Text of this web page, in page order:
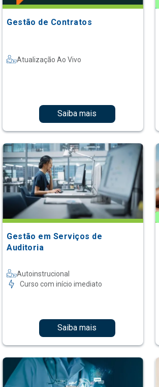
Gestão de Contratos
Atualização Ao Vivo
Saiba mais
Gestão em Serviços de
Auditoria
Autoinstrucional
Curso com início imediato
Saiba mais